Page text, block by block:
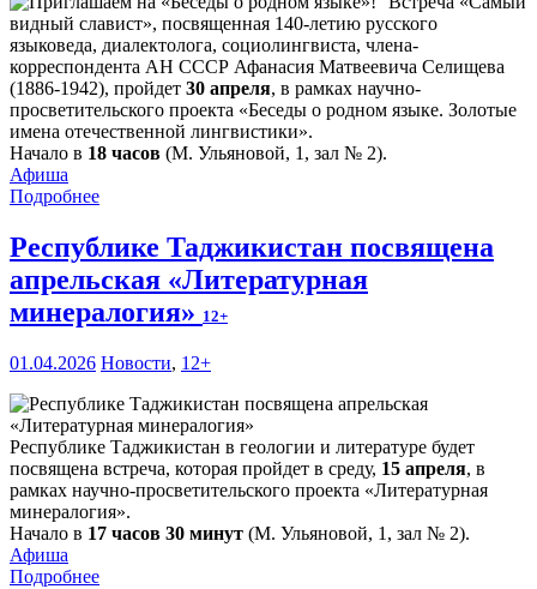
видный славист», посвященная 140-летию русского
языковеда, диалектолога, социолингвиста, члена-
корреспондента АН СССР Афанасия Матвеевича Селищева
(1886-1942), пройдет 30 апреля, в рамках научно-
просветительского проекта «Беседы о родном языке. Золотые
имена отечественной лингвистики».
Начало в 18 часов (М. Ульяновой, 1, зал № 2).
Афиша
Подробнее
Республике Таджикистан посвящена
апрельская «Литературная
минералогия» 12+
01.04.2026 Новости, 12+
Республике Таджикистан в геологии и литературе будет
посвящена встреча, которая пройдет в среду, 15 апреля, в
рамках научно-просветительского проекта «Литературная
минералогия».
Начало в 17 часов 30 минут (М. Ульяновой, 1, зал № 2).
Афиша
Подробнее